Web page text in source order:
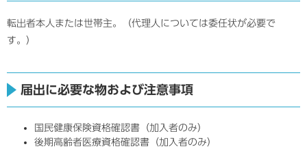
転出者本人または世帯主。（代理人については委任状が必要で
す。）
届出に必要な物および注意事項
国民健康保険資格確認書（加入者のみ）
後期高齢者医療資格確認書（加入者のみ）